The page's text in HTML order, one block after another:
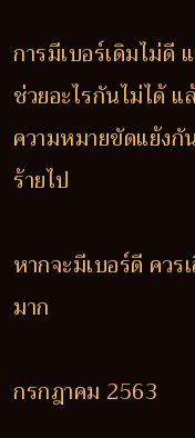
การมีเบอร์เดิมไม่ดี
ช่วยอะไรกันไม่ได้ แ
ความหมายขัดแย้งกั
ร้ายไป
หากจะมีเบอร์ดี คว
มาก
กรกฎาคม 2563